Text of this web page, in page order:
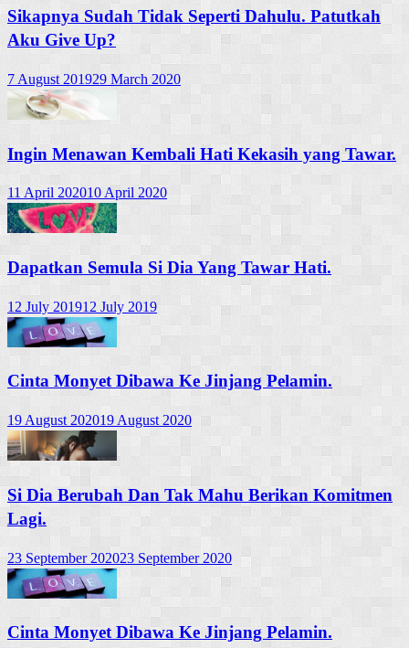
Sikapnya Sudah Tidak Seperti Dahulu. Patutkah
Aku Give Up?
7 August 201929 March 2020
Ingin Menawan Kembali Hati Kekasih yang Tawar.
11 April 202010 April 2020
Dapatkan Semula Si Dia Yang Tawar Hati.
12 July 201912 July 2019
Cinta Monyet Dibawa Ke Jinjang Pelamin.
19 August 202019 August 2020
Si Dia Berubah Dan Tak Mahu Berikan Komitmen
Lagi.
23 September 202023 September 2020
Cinta Monyet Dibawa Ke Jinjang Pelamin.